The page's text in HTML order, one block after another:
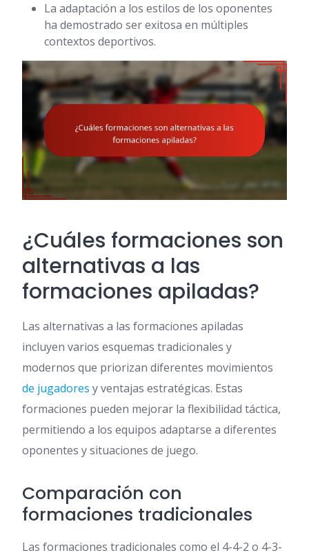
La adaptación a los estilos de los oponentes
ha demostrado ser exitosa en múltiples
contextos deportivos.
¿Cuáles formaciones son
alternativas a las
formaciones apiladas?
Las alternativas a las formaciones apiladas
incluyen varios esquemas tradicionales y
modernos que priorizan diferentes movimientos
de jugadores y ventajas estratégicas. Estas
formaciones pueden mejorar la flexibilidad táctica,
permitiendo a los equipos adaptarse a diferentes
oponentes y situaciones de juego.
Comparación con
formaciones tradicionales
Las formaciones tradicionales como el 4-4-2 o 4-3-